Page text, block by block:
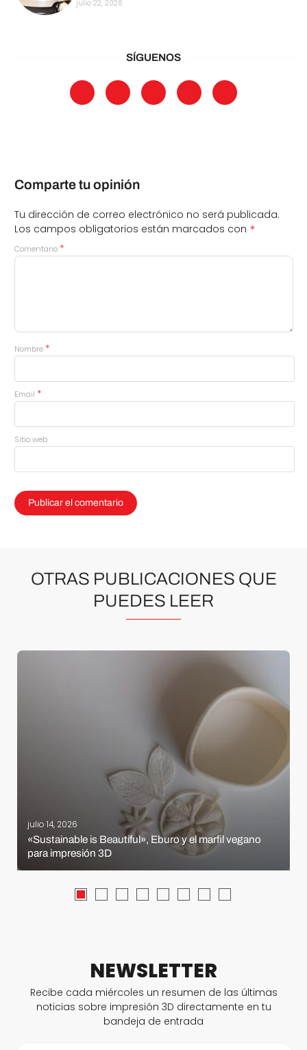
julio 22, 2026
SÍGUENOS
Comparte tu opinión
Tu dirección de correo electrónico no será publicada.
Los campos obligatorios están marcados con *
Comentario *
Nombre *
Email *
Sitio web
OTRAS PUBLICACIONES QUE
PUEDES LEER
julio 14, 2026
«Sustainable is Beautiful», Eburo y el marfil vegano
para impresión 3D
NEWSLETTER
Recibe cada miércoles un resumen de las últimas
noticias sobre impresión 3D directamente en tu
bandeja de entrada